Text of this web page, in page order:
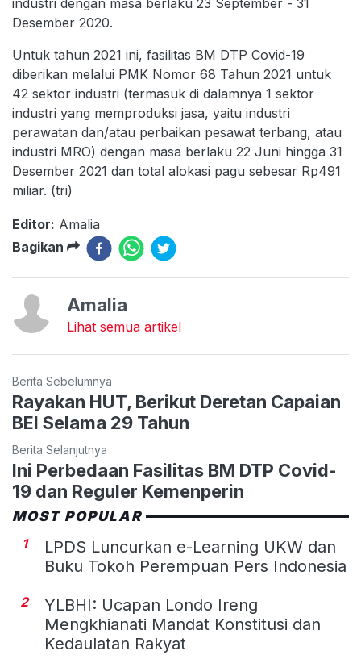
industri dengan masa berlaku 23 September - 31
Desember 2020.
Untuk tahun 2021 ini, fasilitas BM DTP Covid-19
diberikan melalui PMK Nomor 68 Tahun 2021 untuk
42 sektor industri (termasuk di dalamnya 1 sektor
industri yang memproduksi jasa, yaitu industri
perawatan dan/atau perbaikan pesawat terbang, atau
industri MRO) dengan masa berlaku 22 Juni hingga 31
Desember 2021 dan total alokasi pagu sebesar Rp491
miliar. (tri)
Editor: Amalia
Bagikan
Amalia
Lihat semua artikel
Berita Sebelumnya
Rayakan HUT, Berikut Deretan Capaian
BEI Selama 29 Tahun
Berita Selanjutnya
Ini Perbedaan Fasilitas BM DTP Covid-
19 dan Reguler Kemenperin
MOST POPULAR
1
LPDS Luncurkan e-Learning UKW dan
Buku Tokoh Perempuan Pers Indonesia
2
YLBHI: Ucapan Londo Ireng
Mengkhianati Mandat Konstitusi dan
Kedaulatan Rakyat